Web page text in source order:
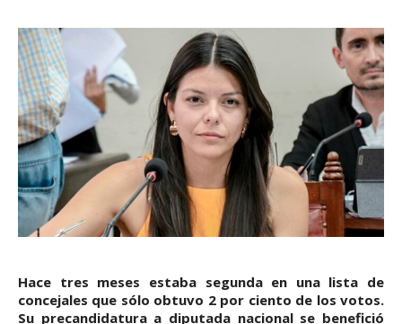
Hace tres meses estaba segunda en una lista de
concejales que sólo obtuvo 2 por ciento de los votos.
Su precandidatura a diputada nacional se benefició